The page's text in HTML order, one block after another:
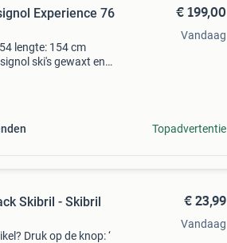
Experience 76
lengte: 154 cm
ski's gewaxt en
€ 199,00
Vandaag
Topadvertentie
Skibril - Skibril
Druk op de knop: ‘
€ 23,99
Vandaag